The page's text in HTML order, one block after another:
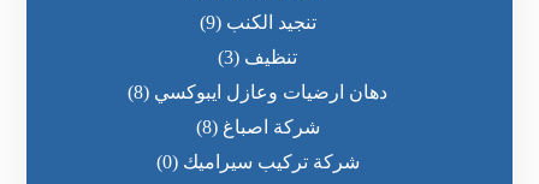
تنجيد الكنب (9)
تنظيف (3)
دهان ارضيات وعازل ايبوكسي (8)
شركة اصباغ (8)
شركة تركيب سيراميك (0)